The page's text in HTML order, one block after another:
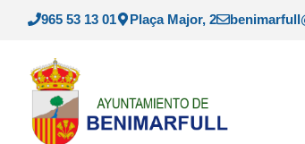
Saltar
contenido
965 53 13 01 Plaça Major, 2